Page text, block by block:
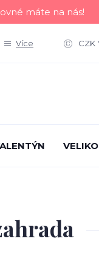
máte na nás!
Více CZK